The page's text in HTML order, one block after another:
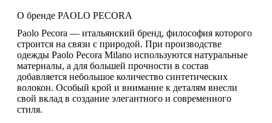
О бренде PAOLO PECORA
Paolo Pecora — итальянский бренд, философия которого
строится на связи с природой. При производстве
одежды Paolo Pecora Milano используются натуральные
материалы, а для большей прочности в состав
добавляется небольшое количество синтетических
волокон. Особый крой и внимание к деталям внесли
свой вклад в создание элегантного и современного
стиля.